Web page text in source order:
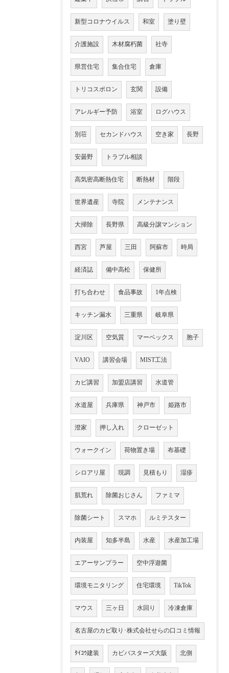
新型コロナウイルス 和室 塗り壁
介護施設 木材腐朽菌 社寺
県営住宅 集合住宅 倉庫
トリコスポロン 玄関 設備
アレルギー予防 浴室 ログハウス
別荘 セカンドハウス 空き家 長野
安曇野 トラブル相談
高気密高断熱住宅 断熱材 階段
世界遺産 寺院 メンテナンス
大掃除 長野県 高級分譲マンション
西宮 芦屋 三田 阿蘇市 時局
経済誌 備中高松 保健所
打ち合わせ 食品事故 1年点検
キッチン漏水 三重県 岐阜県
淀川区 空気質 マーベックス 胞子
VAIO 講習会場 MIST工法
カビ講習 加盟店講習 水道管
水道屋 兵庫県 神戸市 姫路市
澄家 押し入れ クローゼット
ウォークイン 荷物置き場 布基礎
シロアリ屋 現調 見積もり 湿疹
肌荒れ 除菌おじさん ファミマ
除菌シート スマホ ルミテスター
内装屋 知多半島 水産 水産加工場
エアーサンプラー 空中浮遊菌
環境モニタリング 住宅環境 TikTok
マウス 三ヶ日 水回り 冷凍倉庫
名古屋のカビ取り･株式会社せらの口コミ情報
ﾀｲｺｳ建装 カビバスターズ大阪 北側